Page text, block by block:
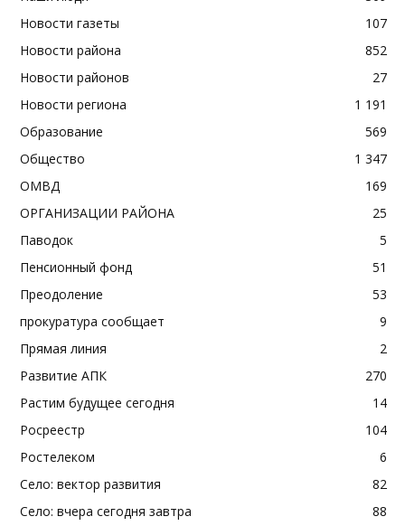
Новости газеты
107
Новости района
852
Новости районов
27
Новости региона
1 191
Образование
569
Общество
1 347
ОМВД
169
ОРГАНИЗАЦИИ РАЙОНА
25
Паводок
5
Пенсионный фонд
51
Преодоление
53
прокуратура сообщает
9
Прямая линия
2
Развитие АПК
270
Растим будущее сегодня
14
Росреестр
104
Ростелеком
6
Село: вектор развития
82
Село: вчера сегодня завтра
88